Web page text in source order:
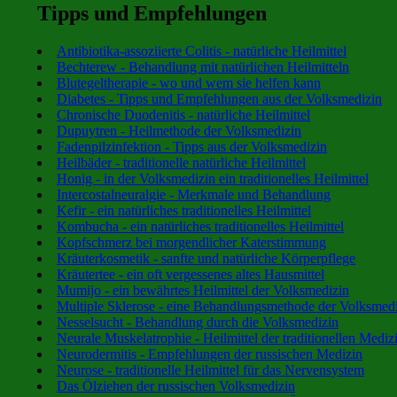
Tipps und Empfehlungen
Antibiotika-assoziierte Colitis - natürliche Heilmittel
Bechterew - Behandlung mit natürlichen Heilmitteln
Blutegeltherapie - wo und wem sie helfen kann
Diabetes - Tipps und Empfehlungen aus der Volksmedizin
Chronische Duodenitis - natürliche Heilmittel
Dupuytren - Heilmethode der Volksmedizin
Fadenpilzinfektion - Tipps aus der Volksmedizin
Heilbäder - traditionelle natürliche Heilmittel
Honig - in der Volksmedizin ein traditionelles Heilmittel
Intercostalneuralgie - Merkmale und Behandlung
Kefir - ein natürliches traditionelles Heilmittel
Kombucha - ein natürliches traditionelles Heilmittel
Kopfschmerz bei morgendlicher Katerstimmung
Kräuterkosmetik - sanfte und natürliche Körperpflege
Kräutertee - ein oft vergessenes altes Hausmittel
Mumijo - ein bewährtes Heilmittel der Volksmedizin
Multiple Sklerose - eine Behandlungsmethode der
Nesselsucht - Behandlung durch die Volksmedizin
Neurale Muskelatrophie - Heilmittel der traditionellen
Neurodermitis - Empfehlungen der russischen Medizin
Neurose - traditionelle Heilmittel für das Nervensystem
Das Ölziehen der russischen Volksmedizin